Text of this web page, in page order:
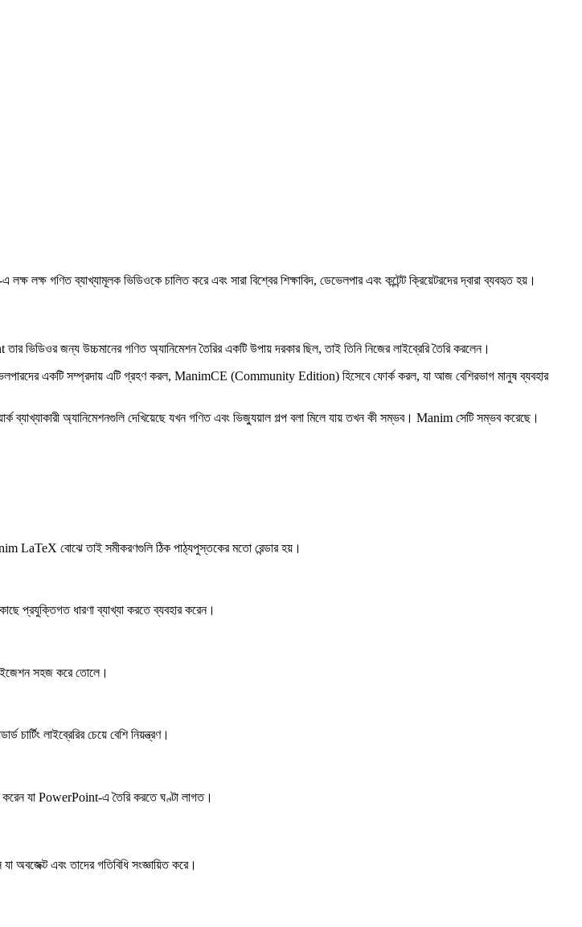
গণিত ব্যাখ্যামূলক ভিডিওকে চালিত করে এবং সারা বিশ্বের শিক্ষাবিদ, ডেভেলপার এবং কন্টেন্ট ক্রিয়েটরদের দ্বারা ব্যবহৃত হয়।
জন্য উচ্চমানের গণিত অ্যানিমেশন তৈরির একটি উপায় দরকার ছিল, তাই তিনি নিজের লাইব্রেরি তৈরি করলেন।
একটি সম্প্রদায় এটি গ্রহণ করল, ManimCE (Community Edition) হিসেবে ফোর্ক করল, যা আজ বেশিরভাগ মানুষ ব্যবহার
অ্যানিমেশনগুলি দেখিয়েছে যখন গণিত এবং ভিজ্যুয়াল গল্প বলা মিলে যায় তখন কী সম্ভব। Manim সেটি সম্ভব করেছে।
LaTeX বোঝে তাই সমীকরণগুলি ঠিক পাঠ্যপুস্তকের মতো রেন্ডার হয়।
প্রযুক্তিগত ধারণা ব্যাখ্যা করতে ব্যবহার করেন।
সহজ করে তোলে।
লাইব্রেরির চেয়ে বেশি নিয়ন্ত্রণ।
যা PowerPoint-এ তৈরি করতে ঘণ্টা লাগত।
এবং তাদের গতিবিধি সংজ্ঞায়িত করে।